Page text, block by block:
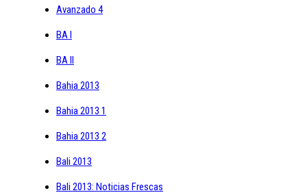
Avanzado 4
BA I
BA II
Bahia 2013
Bahia 2013 1
Bahia 2013 2
Bali 2013
Bali 2013: Noticias Frescas